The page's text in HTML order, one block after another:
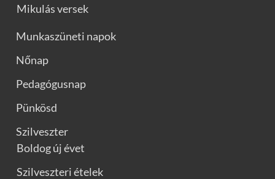
Mikulás versek
Munkaszüneti napok
Nőnap
Pedagógusnap
Pünkösd
Szilveszter
Boldog új évet
Szilveszteri ételek